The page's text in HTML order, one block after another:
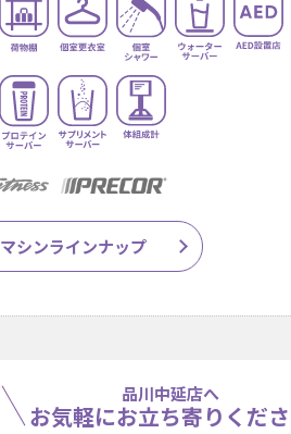
マシンラインナップ
品川中延店へ
お気軽にお立ち寄りくだ